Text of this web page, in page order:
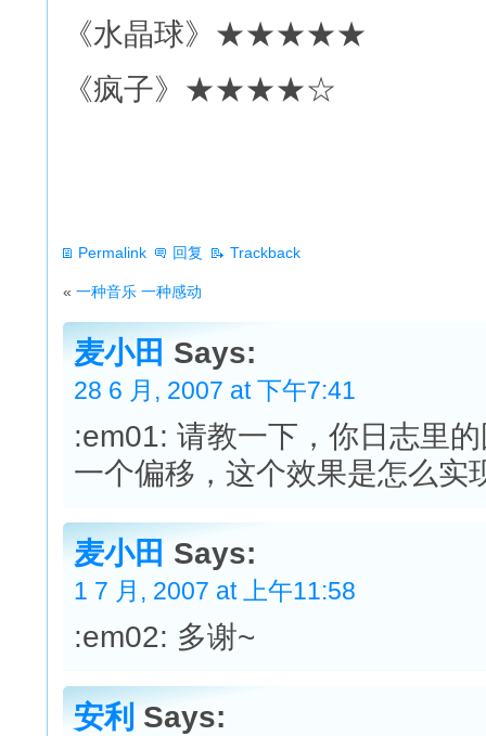
《水晶球》★★★★★
《疯子》★★★★☆
Permalink 回复 Trackback
« 一种音乐 一种感动
麦小田 Says:
28 6 月, 2007 at 下午7:41
:em01: 请教一下，你日志里
一个偏移，这个效果是怎么实
麦小田 Says:
1 7 月, 2007 at 上午11:58
:em02: 多谢~
安利 Says: